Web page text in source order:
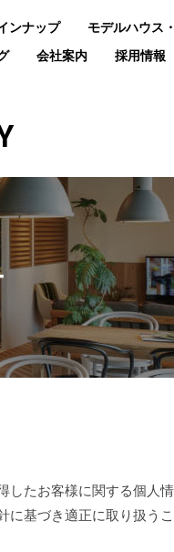
ンナップ モデルハウス
会社案内 採用情報
たお客様に関する個人
基づき適正に取り扱うこ